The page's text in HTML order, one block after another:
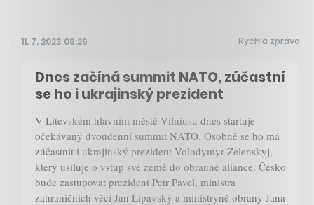
11. 7. 2023 08:26 Rychlá zpráva
Dnes začíná summit NATO, zúčastní
se ho i ukrajinský prezident
V Litevském hlavním městě Vilniusu dnes startuje
očekávaný dvoudenní summit NATO. Osobně se ho má
zúčastnit i ukrajinský prezident Volodymyr Zelenskyj,
který usiluje o vstup své země do obranné aliance. Česko
bude zastupovat prezident Petr Pavel, ministra
zahraničních věcí Jan Lipavský a ministryně obrany Jana